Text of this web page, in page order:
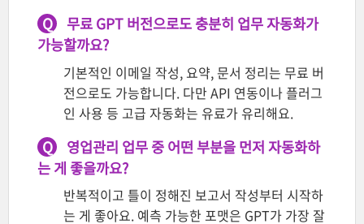
Q
무료 GPT 버전으로도 충분히 업무 자동화가
가능할까요?
기본적인 이메일 작성, 요약, 문서 정리는 무료 버
전으로도 가능합니다. 다만 API 연동이나 플러그
인 사용 등 고급 자동화는 유료가 유리해요.
Q
영업관리 업무 중 어떤 부분을 먼저 자동화하
는 게 좋을까요?
반복적이고 틀이 정해진 보고서 작성부터 시작하
는 게 좋아요. 예측 가능한 포맷은 GPT가 가장 잘